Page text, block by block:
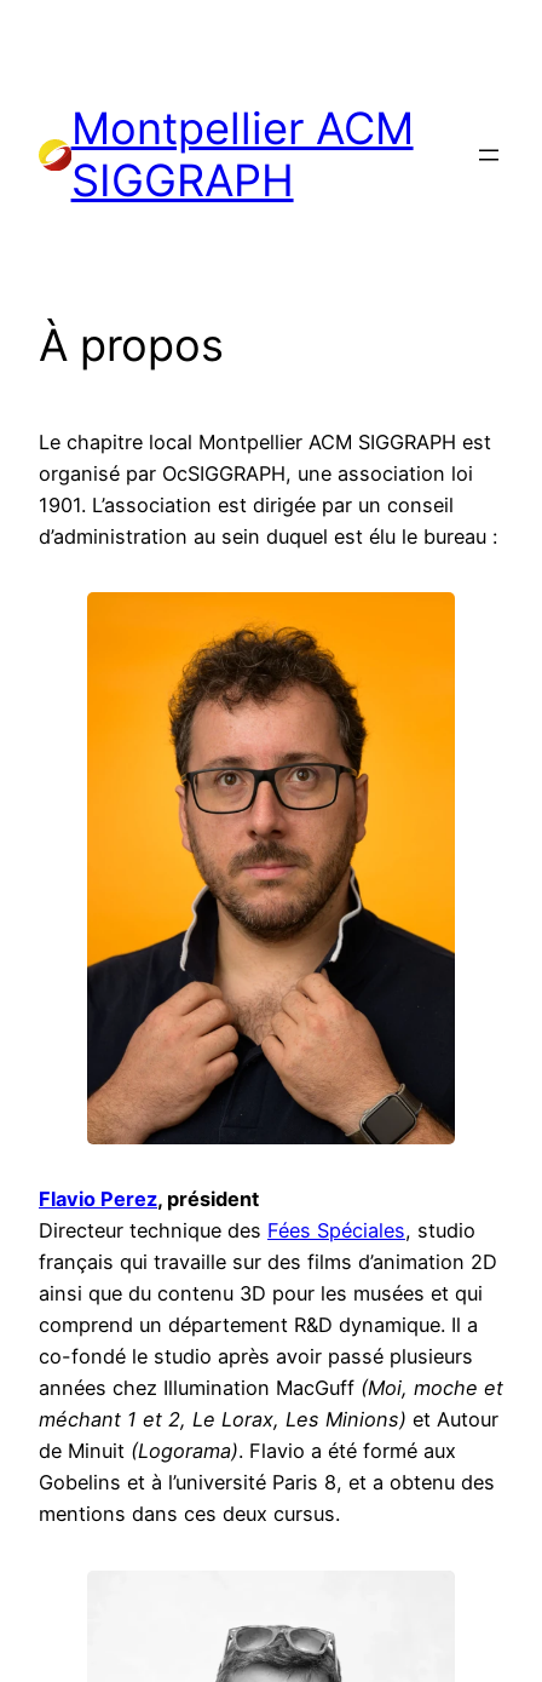
Montpellier ACM
SIGGRAPH
À propos
Le chapitre local Montpellier ACM SIGGRAPH est
organisé par OcSIGGRAPH, une association loi
1901. L’association est dirigée par un conseil
d’administration au sein duquel est élu le bureau :
Flavio Perez, président
Directeur technique des Fées Spéciales, studio
français qui travaille sur des films d’animation 2D
ainsi que du contenu 3D pour les musées et qui
comprend un département R&D dynamique. Il a
co-fondé le studio après avoir passé plusieurs
années chez Illumination MacGuff (Moi, moche et
méchant 1 et 2, Le Lorax, Les Minions) et Autour
de Minuit (Logorama). Flavio a été formé aux
Gobelins et à l’université Paris 8, et a obtenu des
mentions dans ces deux cursus.